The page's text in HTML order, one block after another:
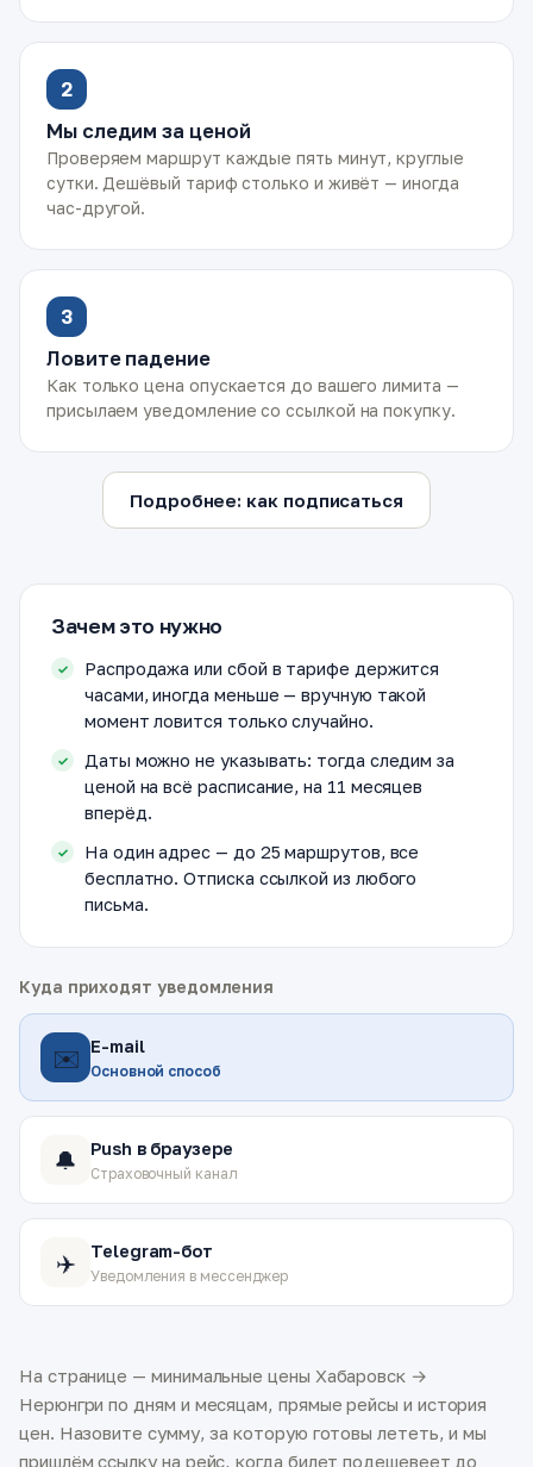
2
Мы следим за ценой
Проверяем маршрут каждые пять минут, круглые
сутки. Дешёвый тариф столько и живёт — иногда
час-другой.
3
Ловите падение
Как только цена опускается до вашего лимита —
присылаем уведомление со ссылкой на покупку.
Подробнее: как подписаться
Зачем это нужно
Распродажа или сбой в тарифе держится
часами, иногда меньше — вручную такой
момент ловится только случайно.
Даты можно не указывать: тогда следим за
ценой на всё расписание, на 11 месяцев
вперёд.
На один адрес — до 25 маршрутов, все
бесплатно. Отписка ссылкой из любого
письма.
Куда приходят уведомления
✉️ E-mail
Основной способ
🔔 Push в браузере
Страховочный канал
✈️ Telegram-бот
Уведомления в мессенджер
На странице — минимальные цены Хабаровск →
Нерюнгри по дням и месяцам, прямые рейсы и история
цен. Назовите сумму, за которую готовы лететь, и мы
пришлём ссылку на рейс, когда билет подешевеет до